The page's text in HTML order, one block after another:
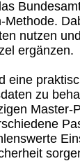
Methode.
nutzen
ergänzen.
eine
zu
Master-